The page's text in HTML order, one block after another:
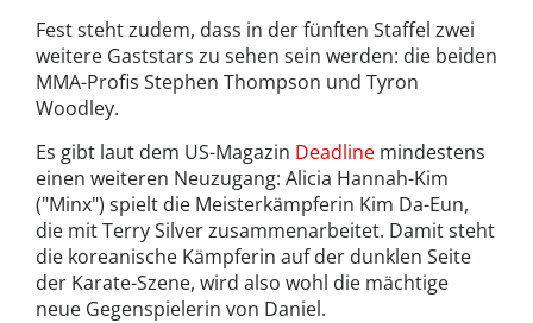
Fest steht zudem, dass in der fünften Staffel zwei
weitere Gaststars zu sehen sein werden: die beiden
MMA-Profis Stephen Thompson und Tyron
Woodley.
Es gibt laut dem US-Magazin Deadline mindestens
einen weiteren Neuzugang: Alicia Hannah-Kim
("Minx") spielt die Meisterkämpferin Kim Da-Eun,
die mit Terry Silver zusammenarbeitet. Damit steht
die koreanische Kämpferin auf der dunklen Seite
der Karate-Szene, wird also wohl die mächtige
neue Gegenspielerin von Daniel.